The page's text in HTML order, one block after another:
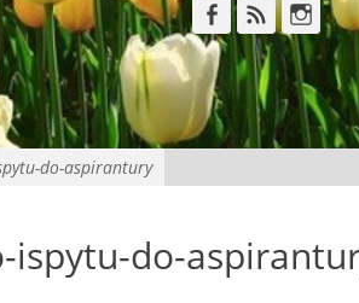
Facebook
Feed
do-aspirantury
ispytu-do-